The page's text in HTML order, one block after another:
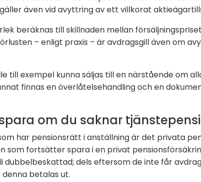
även vid avyttring av ett villkorat
beräknas till skillnaden mellan
– enligt praxis – är avdragsgill även om
till exempel kunna säljas till en närstående om
finnas en överlåtelsehandling och en
om du saknar
har pensionsrätt i anställning är det privata
som fortsätter spara i en privat
dubbelbeskattad; dels eftersom de inte får
betalas ut.